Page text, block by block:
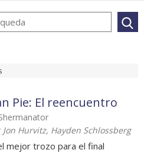
Pie: El reencuentro
Jon Hurvitz, Hayden Schlossberg
mejor trozo para el final